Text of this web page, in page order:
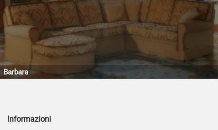
Barbara
Informazioni